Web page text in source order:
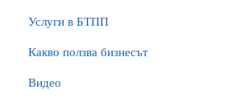
Услуги в БТПП
Какво ползва бизнесът
Видео